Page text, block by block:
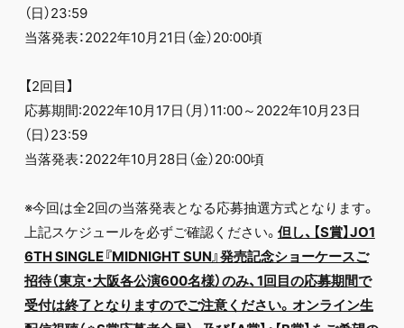
（日）23:59
当落発表：2022年10月21日（金）20:00頃
【2回目】
応募期間:2022年10月17日（月）11:00～2022年10月23日
（日）23:59
当落発表：2022年10月28日（金）20:00頃
※今回は全2回の当落発表となる応募抽選方式となります。
上記スケジュールを必ずご確認ください。 但し、【S賞】JO1
6TH SINGLE『MIDNIGHT SUN』発売記念ショーケースご
招待（東京・大阪各公演600名様）のみ、1回目の応募期間で
受付は終了となりますのでご注意ください。オンライン生